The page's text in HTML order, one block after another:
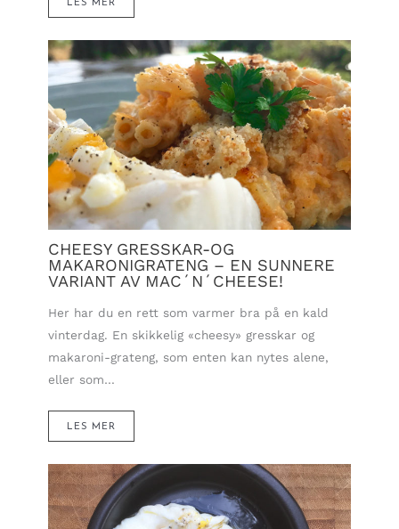
LES MER
CHEESY GRESSKAR-OG
MAKARONIGRATENG – EN SUNNERE
VARIANT AV MAC´N´CHEESE!
Her har du en rett som varmer bra på en kald
vinterdag. En skikkelig «cheesy» gresskar og
makaroni-grateng, som enten kan nytes alene,
eller som…
LES MER